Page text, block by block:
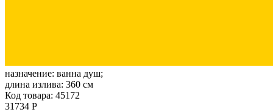
назначение: ванна душ;
длина излива: 360 см
Код товара: 45172
31734 Р